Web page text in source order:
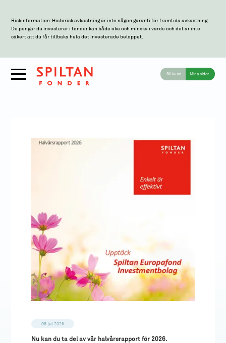
Riskinformation: Historisk avkastning är inte någon garanti för framtida avkastning.
De pengar du investerar i fonder kan både öka och minska i värde och det är inte
säkert att du får tillbaka hela det investerade beloppet.
Bli kund Mina sidor
08 jul 2026
Nu kan du ta del av vår halvårsrapport för 2026.